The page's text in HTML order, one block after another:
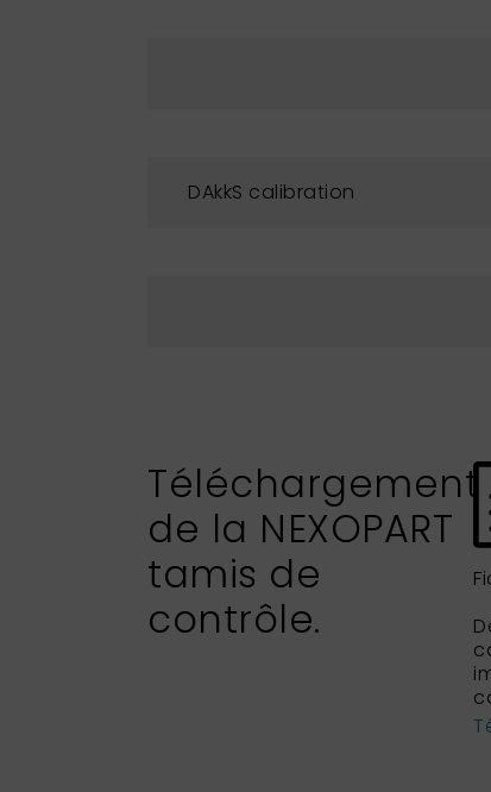
DAkkS calibration
Téléchargement
de la NEXOPART
tamis de
contrôle.